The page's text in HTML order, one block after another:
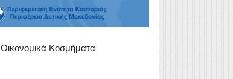
Οικονομικά Κοσμήματα